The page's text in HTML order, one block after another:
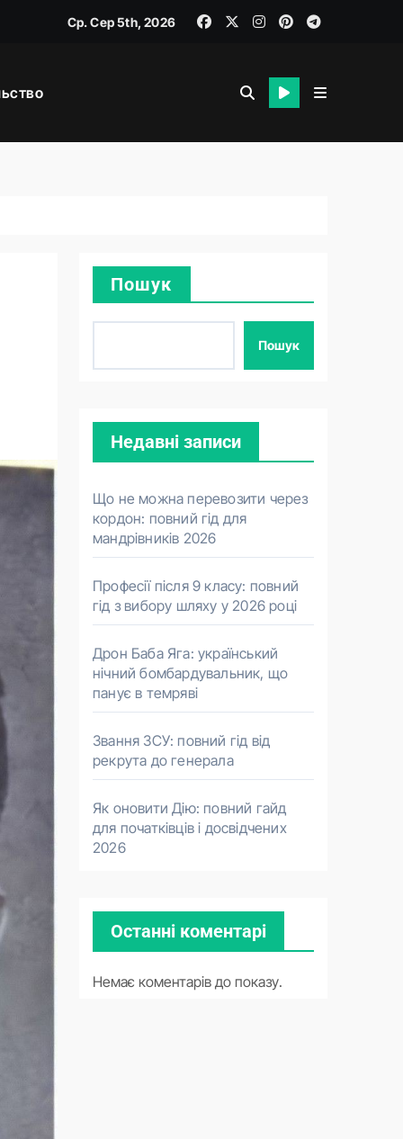
Ср. Сер 5th, 2026
Пошук
Пошук
Недавні записи
Що не можна перевозити через
кордон: повний гід для
мандрівників 2026
Професії після 9 класу: повний
гід з вибору шляху у 2026 році
Дрон Баба Яга: український
нічний бомбардувальник, що
панує в темряві
Звання ЗСУ: повний гід від
рекрута до генерала
Як оновити Дію: повний гайд
для початківців і досвідчених
2026
Останні коментарі
Немає коментарів до показу.